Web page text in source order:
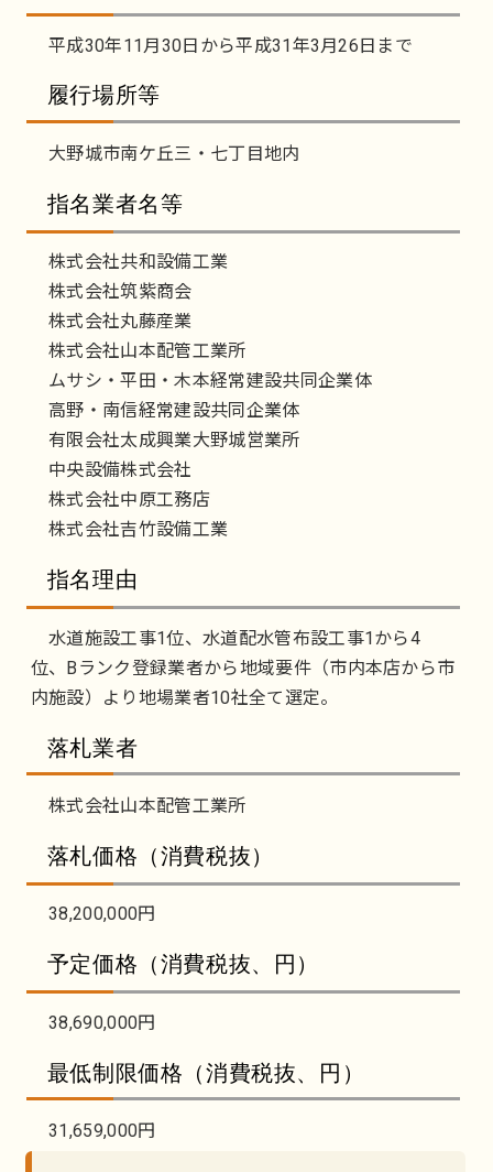
平成30年11月30日から平成31年3月26日まで
履行場所等
大野城市南ケ丘三・七丁目地内
指名業者名等
株式会社共和設備工業
株式会社筑紫商会
株式会社丸藤産業
株式会社山本配管工業所
ムサシ・平田・木本経常建設共同企業体
高野・南信経常建設共同企業体
有限会社太成興業大野城営業所
中央設備株式会社
株式会社中原工務店
株式会社吉竹設備工業
指名理由
水道施設工事1位、水道配水管布設工事1から4
位、Bランク登録業者から地域要件（市内本店から市
内施設）より地場業者10社全て選定。
落札業者
株式会社山本配管工業所
落札価格（消費税抜）
38,200,000円
予定価格（消費税抜、円）
38,690,000円
最低制限価格（消費税抜、円）
31,659,000円